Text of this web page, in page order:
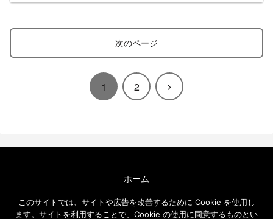
次のページ
1 2
次
ホーム
免責事項
このサイトでは、サイトや広告を改善するために Cookie を使用し
ます。サイトを利用することで、Cookie の使用に同意するものとい